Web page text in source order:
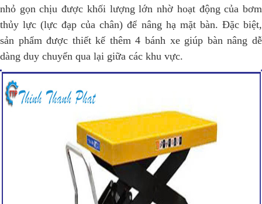
nhỏ gọn chịu được khối lượng lớn nhờ hoạt động của bơm
thủy lực (lực đạp của chân) để nâng hạ mặt bàn. Đặc biệt,
sản phẩm được thiết kế thêm 4 bánh xe giúp bàn nâng dễ
dàng duy chuyển qua lại giữa các khu vực.